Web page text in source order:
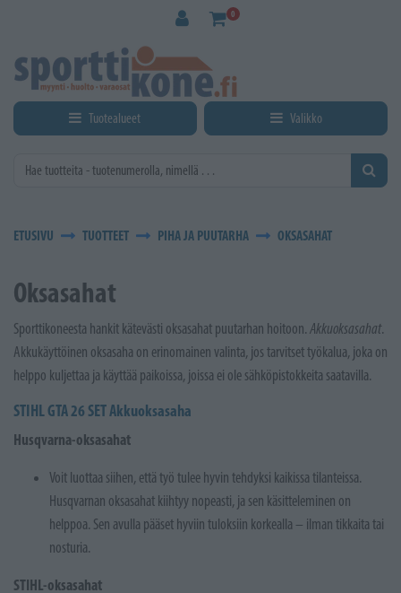
0
Tuotealueet Valikko
ETUSIVU TUOTTEET PIHA JA PUUTARHA OKSASAHAT
Oksasahat
Sporttikoneesta hankit kätevästi oksasahat puutarhan hoitoon. Akkuoksasahat.
Akkukäyttöinen oksasaha on erinomainen valinta, jos tarvitset työkalua, joka on
helppo kuljettaa ja käyttää paikoissa, joissa ei ole sähköpistokkeita saatavilla.
STIHL GTA 26 SET Akkuoksasaha
Husqvarna-oksasahat
Voit luottaa siihen, että työ tulee hyvin tehdyksi kaikissa tilanteissa.
Husqvarnan oksasahat kiihtyy nopeasti, ja sen käsitteleminen on
helppoa. Sen avulla pääset hyviin tuloksiin korkealla – ilman tikkaita tai
nosturia.
STIHL-oksasahat